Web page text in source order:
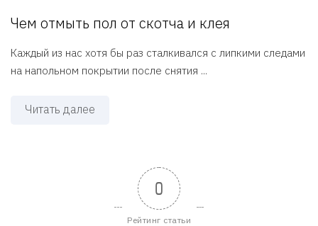
Чем отмыть пол от скотча и клея
Каждый из нас хотя бы раз сталкивался с липкими следами
на напольном покрытии после снятия ...
Читать далее
0
Рейтинг статьи